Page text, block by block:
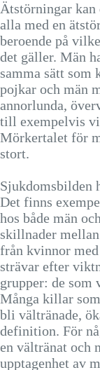
Ätstörningar kan
alla med en
beroende på
det gäller. Män
samma sätt som
pojkar och män
annorlunda,
till exempelvis
Mörkertalet för
stort.
Sjukdomsbilden
Det finns
hos både män
skillnader
från kvinnor
strävar efter
grupper: de
Många killar
bli vältränade,
definition. För
en vältränat och
upptagenhet av